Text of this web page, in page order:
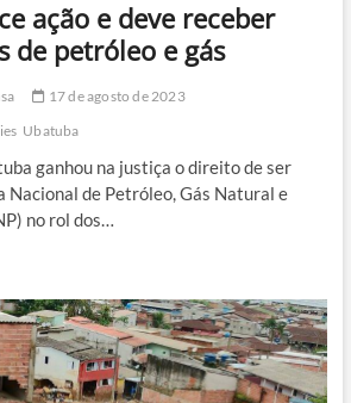
ação e deve receber
de petróleo e gás
17 de agosto de 2023
Ubatuba
ganhou na justiça o direito de ser
Nacional de Petróleo, Gás Natural e
no rol dos…